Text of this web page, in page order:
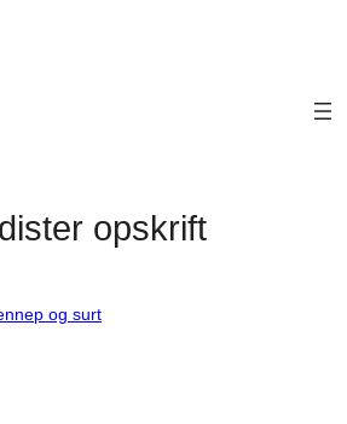
opskrift